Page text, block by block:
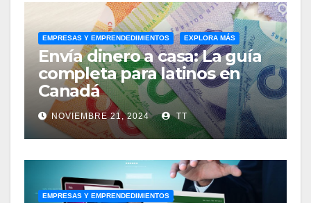
EMPRESAS Y EMPRENDEDIMIENTOS EXPLORA MÁS
Envía dinero a casa: La guía
completa para latinos en
Canadá
NOVIEMBRE 21, 2024 TT
EMPRESAS Y EMPRENDEDIMIENTOS